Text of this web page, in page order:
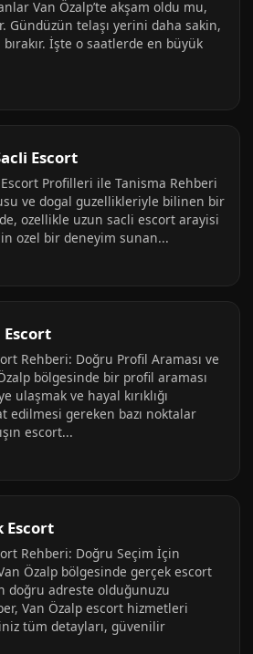
Van Özalp’te akşam oldu mu,
Gündüzün telaşı yerini daha sakin,
İşte o saatlerde en büyük
Escort
Profilleri ile Tanisma Rehberi
ve dogal guzellikleriyle bilinen bir
ozellikle uzun sacli escort arayisi
ozel bir deneyim sunan...
Escort
Rehberi: Doğru Profil Araması ve
bölgesinde bir profil araması
ulaşmak ve hayal kırıklığı
edilmesi gereken bazı noktalar
escort...
Escort
Rehberi: Doğru Seçim İçin
Özalp bölgesinde gerçek escort
doğru adreste olduğunuzu
Van Özalp escort hizmetleri
tüm detayları, güvenilir